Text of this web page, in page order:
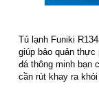
Tủ lạnh Funiki
giúp bảo quản
đá thông minh bạn
cần rút khay ra